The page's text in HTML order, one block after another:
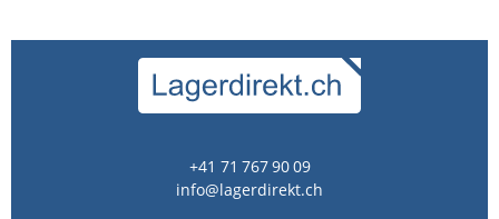
+41 71 767 90 09
info@lagerdirekt.ch